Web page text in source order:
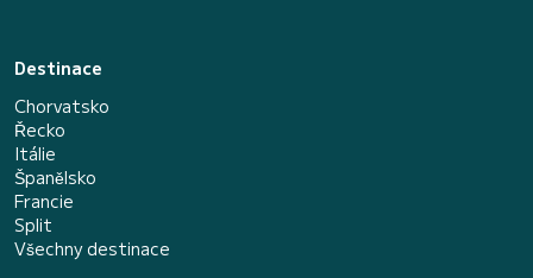
Destinace
Chorvatsko
Řecko
Itálie
Španělsko
Francie
Split
Všechny destinace